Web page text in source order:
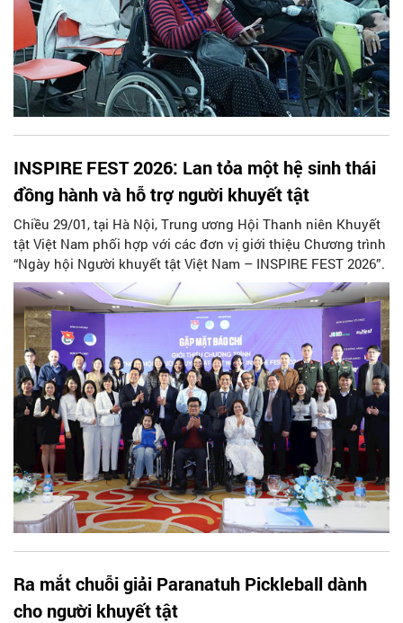
INSPIRE FEST 2026: Lan tỏa một hệ sinh thái
đồng hành và hỗ trợ người khuyết tật
Chiều 29/01, tại Hà Nội, Trung ương Hội Thanh niên Khuyết
tật Việt Nam phối hợp với các đơn vị giới thiệu Chương trình
“Ngày hội Người khuyết tật Việt Nam – INSPIRE FEST 2026”.
Ra mắt chuỗi giải Paranatuh Pickleball dành
cho người khuyết tật